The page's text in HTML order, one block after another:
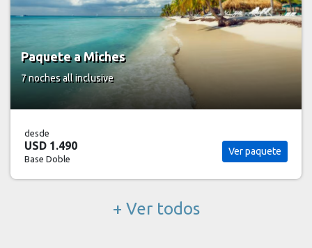
Paquete a Miches
7 nochesall inclusive
desde
USD 1.490
Base Doble
Ver paquete
+ Ver todos